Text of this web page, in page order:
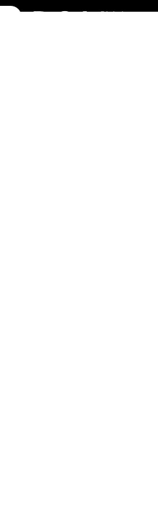
Skip